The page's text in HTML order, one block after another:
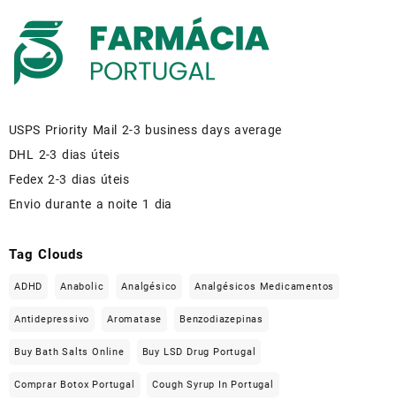
USPS Priority Mail 2-3 business days average
DHL 2-3 dias úteis
Fedex 2-3 dias úteis
Envio durante a noite 1 dia
Tag Clouds
ADHD Anabolic Analgésico Analgésicos Medicamentos
Antidepressivo Aromatase Benzodiazepinas
Buy Bath Salts Online Buy LSD Drug Portugal
Comprar Botox Portugal Cough Syrup In Portugal